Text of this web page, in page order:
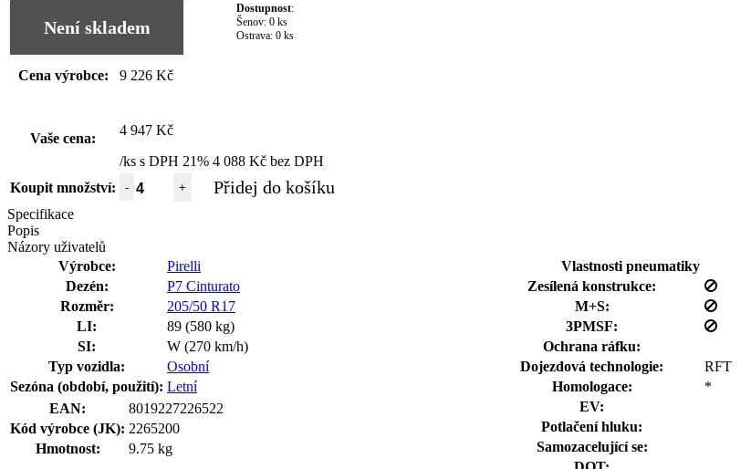
Není skladem
Dostupnost:
Šenov: 0 ks
Ostrava: 0 ks
Cena výrobce: 9 226 Kč
Vaše cena:
4 947 Kč
/ks s DPH 21% 4 088 Kč bez DPH
Koupit množství:
- + Přidej do košíku
Specifikace
Popis
Názory uživatelů
Výrobce:
Pirelli
Dezén:
P7 Cinturato
Rozměr:
205/50 R17
LI:
89 (580 kg)
SI:
W (270 km/h)
Typ vozidla:
Osobní
Sezóna (období, použití): Letní
EAN:
8019227226522
Kód výrobce (JK): 2265200
Hmotnost:
9.75 kg
Vlastnosti pneumatiky
Zesílená konstrukce:
M+S:
3PMSF:
Ochrana ráfku:
Dojezdová technologie:
RFT
Homologace:
*
EV:
Potlačení hluku:
Samozacelující se: